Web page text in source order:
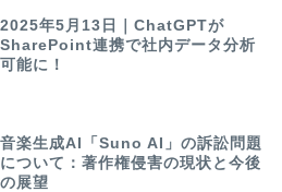
2025年5月13日｜ChatGPTが
SharePoint連携で社内データ分析
可能に！
音楽生成AI「Suno AI」の訴訟問題
について：著作権侵害の現状と今後
の展望